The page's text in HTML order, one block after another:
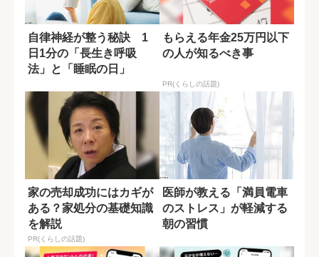
自律神経が整う秘訣 1
日1分の「長生き呼吸
法」と「睡眠の日」
もらえる年金25万円以下
の人が知るべき事
PR(くらしの話題)
家の売却成功にはカギが
ある？家処分の基礎知識
を解説
PR(くらしの話題)
医師が教える「満員電車
のストレス」が軽減する
朝の習慣